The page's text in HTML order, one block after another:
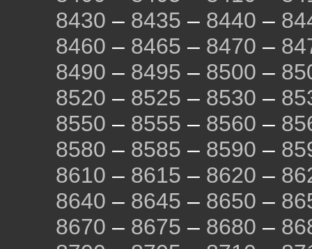
8430 – 8435 – 8440 –
8460 – 8465 – 8470 –
8490 – 8495 – 8500 –
8520 – 8525 – 8530 –
8550 – 8555 – 8560 –
8580 – 8585 – 8590 –
8610 – 8615 – 8620 –
8640 – 8645 – 8650 –
8670 – 8675 – 8680 –